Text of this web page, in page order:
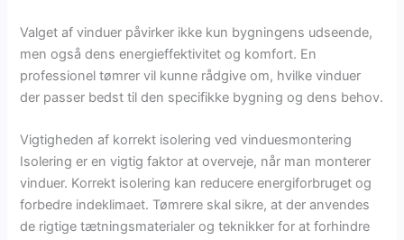
Valget af vinduer påvirker ikke kun bygningens udseende,
men også dens energieffektivitet og komfort. En
professionel tømrer vil kunne rådgive om, hvilke vinduer
der passer bedst til den specifikke bygning og dens behov.
Vigtigheden af korrekt isolering ved vinduesmontering
Isolering er en vigtig faktor at overveje, når man monterer
vinduer. Korrekt isolering kan reducere energiforbruget og
forbedre indeklimaet. Tømrere skal sikre, at der anvendes
de rigtige tætningsmaterialer og teknikker for at forhindre